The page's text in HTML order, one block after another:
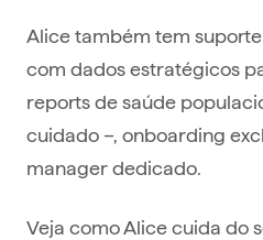
Alice também tem
com dados estratégicos
reports de saúde
cuidado –, onboarding
manager dedicado.
Veja como Alice cuida do